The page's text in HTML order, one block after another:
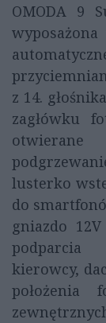
OMODA 9
z 14.
zagłówku
lusterko
do
gniazdo
podparcia
kierowcy,
położenia